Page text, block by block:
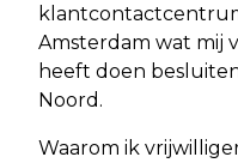
Amsterdam wat mij
heeft doen
Noord.
Waarom ik